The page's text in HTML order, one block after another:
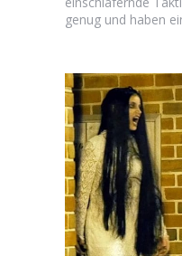
genug und haben